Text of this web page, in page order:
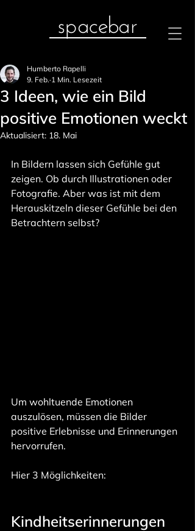
spacebar
3 Ideen, wie ein Bild
positive Emotionen weckt
Humberto Rapelli
9. Feb. 1 Min. Lesezeit
Aktualisiert: 18. Mai
In Bildern lassen sich Gefühle gut
zeigen. Ob durch Illustrationen oder
Fotografie. Aber was ist mit dem
Herauskitzeln dieser Gefühle bei den
Betrachtern selbst?
Um wohltuende Emotionen
auszulösen, müssen die Bilder
positive Erlebnisse und Erinnerungen
hervorrufen.
Hier 3 Möglichkeiten:
Kindheitserinnerungen